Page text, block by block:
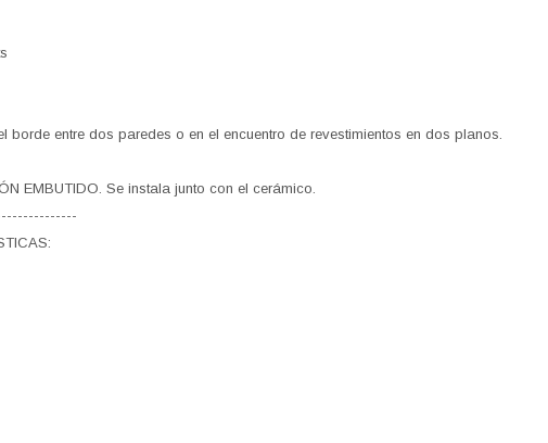
borde entre dos paredes o en el encuentro de revestimientos en dos planos.
EMBUTIDO. Se instala junto con el cerámico.